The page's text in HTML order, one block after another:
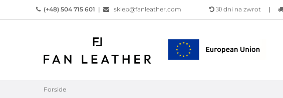
(+48) 504 715 601 | sklep@fanleather.com 30 dni na zwrot |
Forside